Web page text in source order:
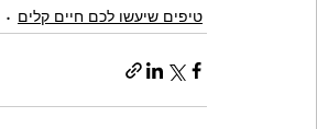
טיפים שיעשו לכם חיים קלים